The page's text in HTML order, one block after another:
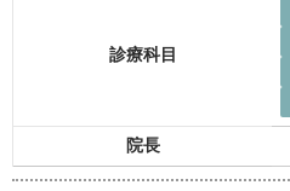
診療科目
院長